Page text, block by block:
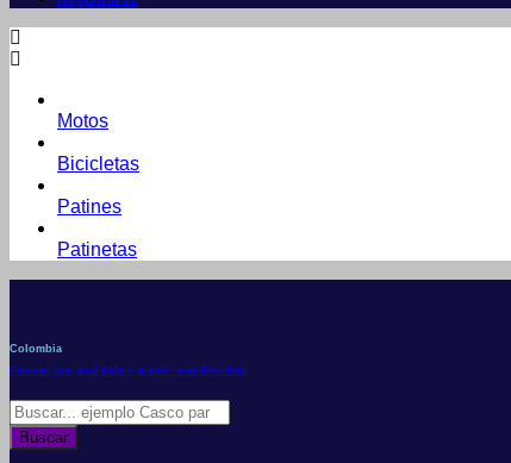
Motos
Bicicletas
Patines
Patinetas
Colombia
Conoce por qué debes vender con Mercleta
Búsqueda
de
productos
Buscar